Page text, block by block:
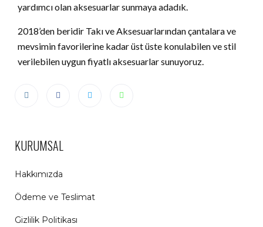
yardımcı olan aksesuarlar sunmaya adadık.
2018’den beridir Takı ve Aksesuarlarından çantalara ve
mevsimin favorilerine kadar üst üste konulabilen ve stil
verilebilen uygun fiyatlı aksesuarlar sunuyoruz.
KURUMSAL
Hakkımızda
Ödeme ve Teslimat
Gizlilik Politikası